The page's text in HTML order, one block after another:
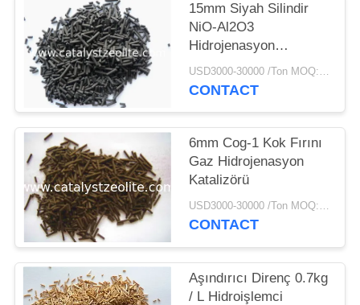
15mm Siyah Silindir
NiO-Al2O3
Hidrojenasyon
Katalizörü
USD3000-30000 /Ton MOQ:1 kg
CONTACT
6mm Cog-1 Kok Fırını
Gaz Hidrojenasyon
Katalizörü
USD3000-30000 /Ton MOQ:1 kg
CONTACT
Aşındırıcı Direnç 0.7kg
/ L Hidroişlemci